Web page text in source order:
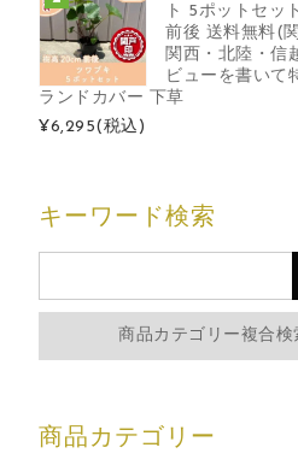
ト 5ポットセッ
前後 送料無料(
関西・北陸・信
ビューを書いて
ランドカバー 下草
¥6,295(税込)
キーワード検索
商品カテゴリー複合検